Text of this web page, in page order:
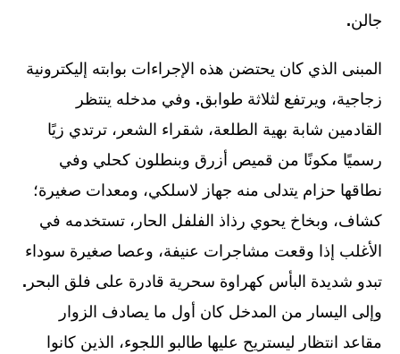
جالن.
المبنى الذي كان يحتضن هذه الإجراءات بوابته إليكترونية
زجاجية، ويرتفع لثلاثة طوابق. وفي مدخله ينتظر
القادمين شابة بهية الطلعة، شقراء الشعر، ترتدي زيًا
رسميًا مكونًا من قميص أزرق وبنطلون كحلي وفي
نطاقها حزام يتدلى منه جهاز لاسلكي، ومعدات صغيرة؛
كشاف، وبخاخ يحوي رذاذ الفلفل الحار، تستخدمه في
الأغلب إذا وقعت مشاجرات عنيفة، وعصا صغيرة سوداء
تبدو شديدة البأس كهراوة سحرية قادرة على فلق البحر .
وإلى اليسار من المدخل كان أول ما يصادف الزوار
مقاعد انتظار ليستريح عليها طالبو اللجوء، الذين كانوا